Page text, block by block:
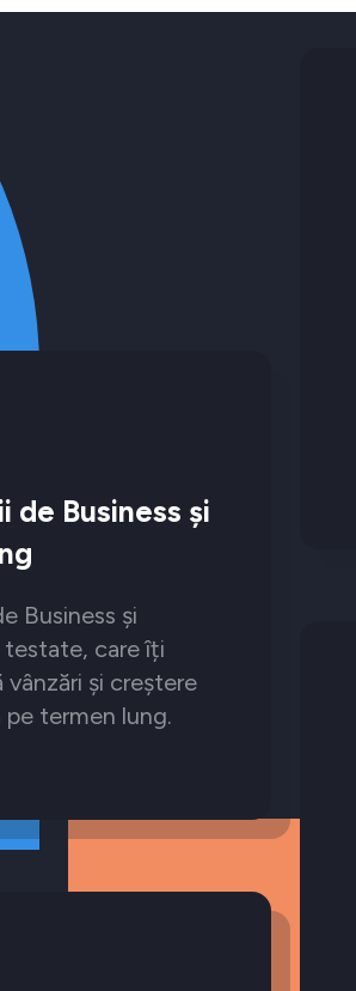
de Business și
Business și
testate, care îți
vânzări și creștere
termen lung.